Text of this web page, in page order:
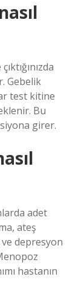
Gebelik
test kitine
Bu
girer.
adet
ateş
depresyon
hastanın